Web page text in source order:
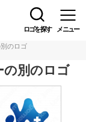
ロゴを探す メニュー
のロゴ
別のロゴ